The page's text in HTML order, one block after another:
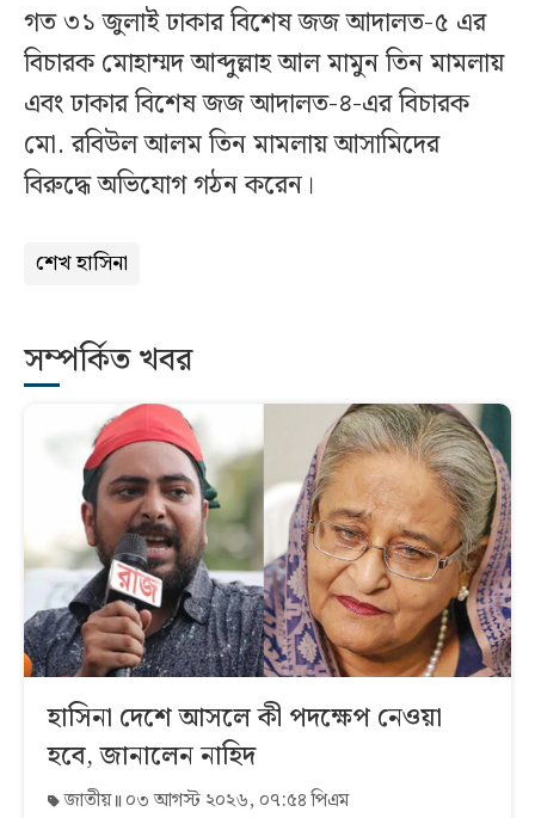
গত ৩১ জুলাই ঢাকার বিশেষ জজ আদালত-৫ এর
বিচারক মোহাম্মদ আব্দুল্লাহ আল মামুন তিন মামলায়
এবং ঢাকার বিশেষ জজ আদালত-৪-এর বিচারক
মো. রবিউল আলম তিন মামলায় আসামিদের
বিরুদ্ধে অভিযোগ গঠন করেন।
শেখ হাসিনা
সম্পর্কিত খবর
হাসিনা দেশে আসলে কী পদক্ষেপ নেওয়া
হবে, জানালেন নাহিদ
জাতীয় ০৩ আগস্ট ২০২৬, ০৭:৫৪ পিএম